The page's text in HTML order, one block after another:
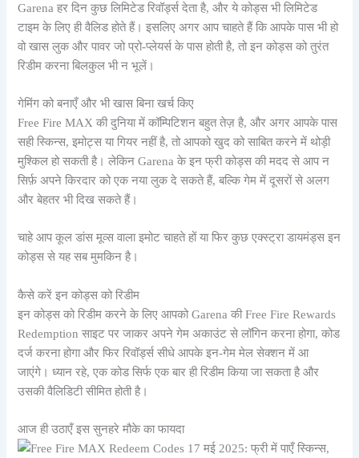
Garena हर दिन कुछ लिमिटेड रिवॉर्ड्स देता है, और ये कोड्स भी लिमिटेड
टाइम के लिए ही वैलिड होते हैं। इसलिए अगर आप चाहते हैं कि आपके पास भी हो
वो खास लुक और पावर जो प्रो-प्लेयर्स के पास होती है, तो इन कोड्स को तुरंत
रिडीम करना बिलकुल भी न भूलें।
गेमिंग को बनाएँ और भी खास बिना खर्च किए
Free Fire MAX की दुनिया में कॉम्पिटिशन बहुत तेज़ है, और अगर आपके पास
सही स्किन्स, इमोट्स या गियर नहीं है, तो आपको खुद को साबित करने में थोड़ी
मुश्किल हो सकती है। लेकिन Garena के इन फ्री कोड्स की मदद से आप न
सिर्फ़ अपने किरदार को एक नया लुक दे सकते हैं, बल्कि गेम में दूसरों से अलग
और बेहतर भी दिख सकते हैं।
चाहे आप कूल डांस मूव्स वाला इमोट चाहते हों या फिर कुछ एक्स्ट्रा डायमंड्स इन
कोड्स से यह सब मुमकिन है।
कैसे करें इन कोड्स को रिडीम
इन कोड्स को रिडीम करने के लिए आपको Garena की Free Fire Rewards
Redemption साइट पर जाकर अपने गेम अकाउंट से लॉगिन करना होगा, कोड
दर्ज करना होगा और फिर रिवॉर्ड्स सीधे आपके इन-गेम मेल सेक्शन में आ
जाएंगे। ध्यान रहे, एक कोड सिर्फ एक बार ही रिडीम किया जा सकता है और
उसकी वैलिडिटी सीमित होती है।
आज ही उठाएँ इस सुनहरे मौके का फायदा